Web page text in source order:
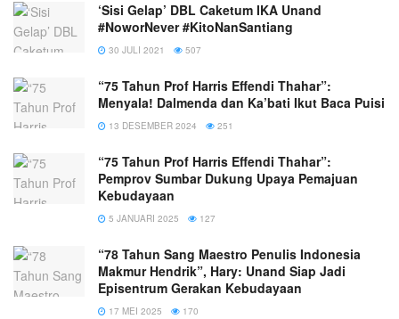
‘Sisi Gelap’ DBL Caketum IKA Unand
#NoworNever #KitoNanSantiang
30 JULI 2021 507
“75 Tahun Prof Harris Effendi Thahar”:
Menyala! Dalmenda dan Ka’bati Ikut Baca Puisi
13 DESEMBER 2024 251
“75 Tahun Prof Harris Effendi Thahar”:
Pemprov Sumbar Dukung Upaya Pemajuan
Kebudayaan
5 JANUARI 2025 127
“78 Tahun Sang Maestro Penulis Indonesia
Makmur Hendrik”, Hary: Unand Siap Jadi
Episentrum Gerakan Kebudayaan
17 MEI 2025 170